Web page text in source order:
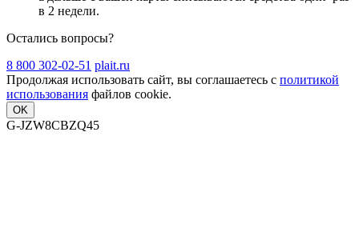
в 2 недели.
Остались вопросы?
8 800 302-02-51 plait.ru
Продолжая использовать сайт, вы соглашаетесь с политикой
использования файлов cookie.
OK
G-JZW8CBZQ45